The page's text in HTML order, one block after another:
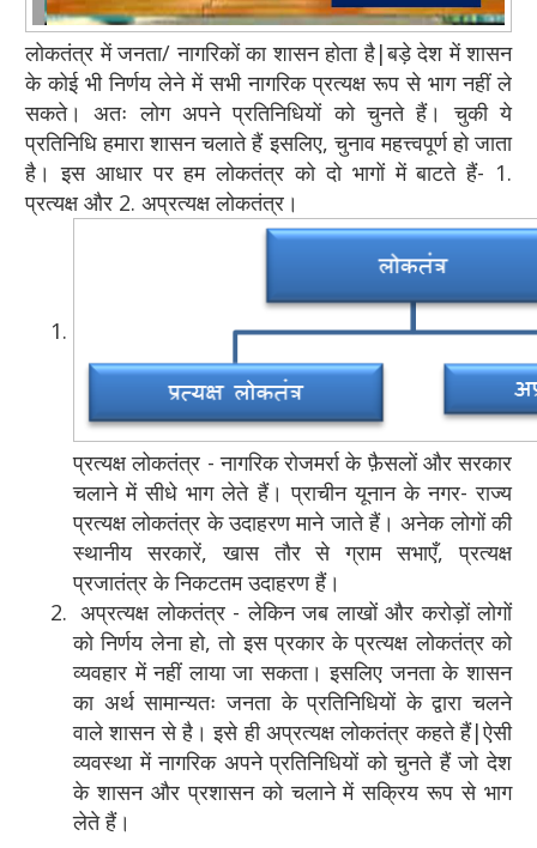
लोकतंत्र में जनता/ नागरिकों का शासन होता है|बड़े देश में शासन
के कोई भी निर्णय लेने में सभी नागरिक प्रत्यक्ष रूप से भाग नहीं ले
सकते। अतः लोग अपने प्रतिनिधियों को चुनते हैं। चुकी ये
प्रतिनिधि हमारा शासन चलाते हैं इसलिए, चुनाव महत्त्वपूर्ण हो जाता
है। इस आधार पर हम लोकतंत्र को दो भागों में बाटते हैं- 1.
प्रत्यक्ष और 2. अप्रत्यक्ष लोकतंत्र।
प्रत्यक्ष लोकतंत्र - नागरिक रोजमर्रा के फ़ैसलों और सरकार
चलाने में सीधे भाग लेते हैं। प्राचीन यूनान के नगर- राज्य
प्रत्यक्ष लोकतंत्र के उदाहरण माने जाते हैं। अनेक लोगों की
स्थानीय सरकारें, खास तौर से ग्राम सभाएँ, प्रत्यक्ष
प्रजातंत्र के निकटतम उदाहरण हैं।
अप्रत्यक्ष लोकतंत्र - लेकिन जब लाखों और करोड़ों लोगों
को निर्णय लेना हो, तो इस प्रकार के प्रत्यक्ष लोकतंत्र को
व्यवहार में नहीं लाया जा सकता। इसलिए जनता के शासन
का अर्थ सामान्यतः जनता के प्रतिनिधियों के द्वारा चलने
वाले शासन से है। इसे ही अप्रत्यक्ष लोकतंत्र कहते हैं|ऐसी
व्यवस्था में नागरिक अपने प्रतिनिधियों को चुनते हैं जो देश
के शासन और प्रशासन को चलाने में सक्रिय रूप से भाग
लेते हैं।